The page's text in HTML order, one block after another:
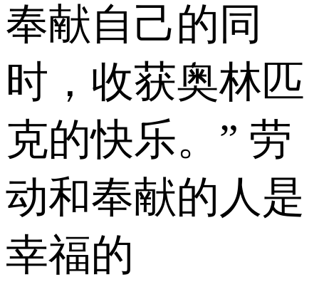
奉献自己的同
时，收获奥林匹
克的快乐。” 劳
动和奉献的人是
幸福的